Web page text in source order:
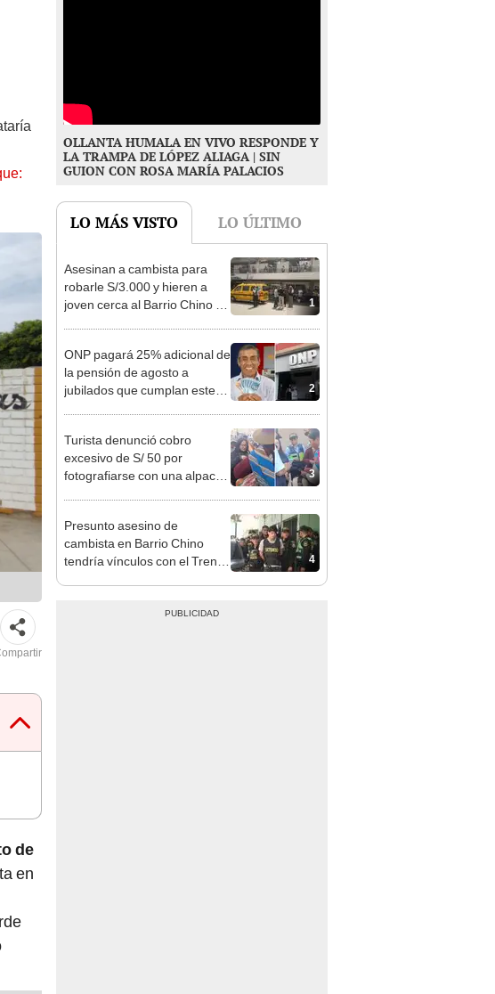
de
en
OLLANTA HUMALA EN VIVO RESPONDE Y
LA TRAMPA DE LÓPEZ ALIAGA | SIN
GUION CON ROSA MARÍA PALACIOS
LO MÁS VISTO LO ÚLTIMO
1
Asesinan a cambista para
robarle S/3.000 y hieren a
joven cerca al Barrio Chino en
2
ONP pagará 25% adicional de
la pensión de agosto a
jubilados que cumplan este
3
Turista denunció cobro
excesivo de S/ 50 por
fotografiarse con una alpaca
4
Presunto asesino de
cambista en Barrio Chino
tendría vínculos con el Tren